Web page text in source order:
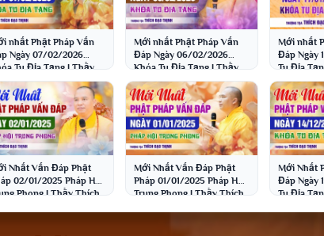
nhất Phật Pháp Vấn
Ngày 07/02/2026
Tu Địa Tạng | Thầy
Đạo Thịnh
Mới nhất Phật Pháp Vấn
Đáp Ngày 06/02/2026
Khóa Tu Địa Tạng | Thầy
Thích Đạo Thịnh
Mới nhất
Đáp Ngày
Tu Địa
Đạo Thịnh
Nhất Vấn Đáp Phật
02/01/2025 Pháp Hội
Phong | Thầy Thích
Mới Nhất Vấn Đáp Phật
Pháp 01/01/2025 Pháp Hội
Trung Phong | Thầy Thích
Mới Nhất
Đáp Ngày
Tu Địa